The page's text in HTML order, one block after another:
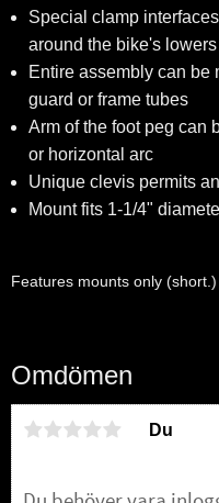
Special clamp
around the bike's lowers
Entire assembly can be
guard or frame tubes
Arm of the foot peg can
or horizontal arc
Unique clevis permits
Mount fits 1-1/4"
Features mounts only (short.)
Omdömen
Du